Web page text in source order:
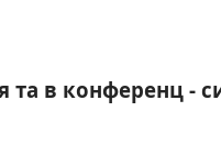
та в конференц -